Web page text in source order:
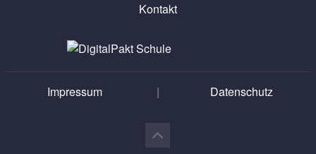
Kontakt
Impressum | Datenschutz